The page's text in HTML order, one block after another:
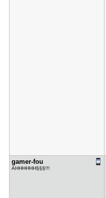
gamer-fou
AHHHHHH§§§!!!